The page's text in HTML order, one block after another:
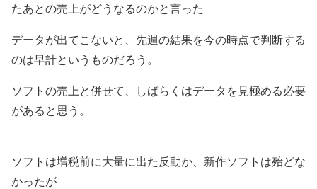
たあとの売上がどうなるのかと言った
データが出てこないと、先週の結果を今の時点で判断する
のは早計というものだろう。
ソフトの売上と併せて、しばらくはデータを見極める必要
があると思う。
ソフトは増税前に大量に出た反動か、新作ソフトは殆どな
かったが